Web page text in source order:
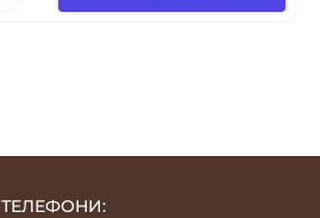
ТЕЛЕФОНИ: